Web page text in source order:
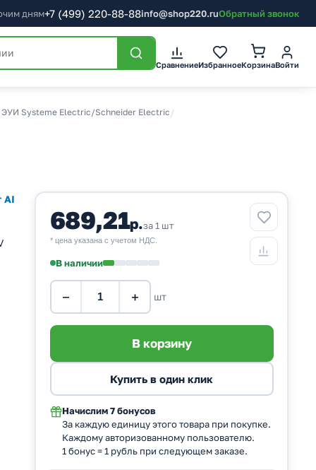
дням+7 (499) 220-88-88info@shop220.ruОбратный звонок
СравнениеИзбранноеКорзинаВойти
Systeme Electric/Schneider Electric /
AI
689,21р.за 1 шт
* цена указана с учетом НДС.
В наличии
− + шт
Начислим 7 бонусов
За каждую единицу этого товара при покупке.
Каждому авторизованному пользователю.
1 бонус = 1 рубль при следующем заказе.